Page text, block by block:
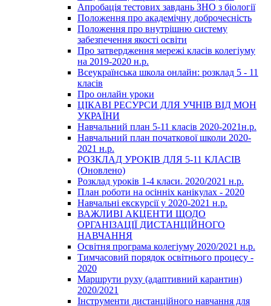
Апробація тестових завдань ЗНО з біології
Положення про академічну доброчесність
Положення про внутрішню систему
забезпечення якості освіти
Про затвердження мережі класів колегіуму
на 2019-2020 н.р.
Всеукраїнська школа онлайн: розклад 5 - 11
класів
Про онлайн уроки
ЦІКАВІ РЕСУРСИ ДЛЯ УЧНІВ ВІД МОН
УКРАЇНИ
Навчальний план 5-11 класів 2020-2021н.р.
Навчальний план початкової школи 2020-
2021 н.р.
РОЗКЛАД УРОКІВ ДЛЯ 5-11 КЛАСІВ
(Оновлено)
Розклад уроків 1-4 класи. 2020/2021 н.р.
План роботи на осінніх канікулах - 2020
Навчальні екскурсії у 2020-2021 н.р.
ВАЖЛИВІ АКЦЕНТИ ЩОДО
ОРГАНІЗАЦІЇ ДИСТАНЦІЙНОГО
НАВЧАННЯ
Освітня програма колегіуму 2020/2021 н.р.
Тимчасовий порядок освітнього процесу -
2020
Маршрути руху (адаптивний карантин)
2020/2021
Інструменти дистанційного навчання для